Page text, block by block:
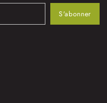
S'abonner